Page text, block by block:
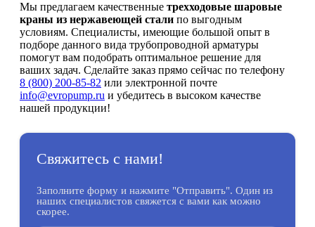
Мы предлагаем качественные трехходовые шаровые
краны из нержавеющей стали по выгодным
условиям. Специалисты, имеющие большой опыт в
подборе данного вида трубопроводной арматуры
помогут вам подобрать оптимальное решение для
ваших задач. Сделайте заказ прямо сейчас по телефону
8 (800) 200-85-82 или электронной почте
info@evropump.ru и убедитесь в высоком качестве
нашей продукции!
Свяжитесь с нами!
Заполните форму и нажмите "Отправить". Один из
наших специалистов свяжется с вами как можно
скорее.